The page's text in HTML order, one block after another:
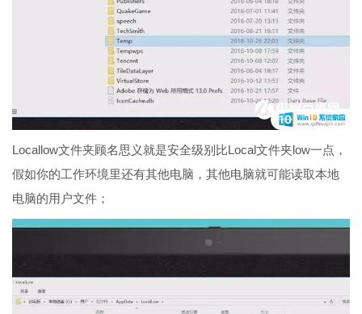
Locallow文件夹顾名思义就是安全级别比Local文件夹low一点，
假如你的工作环境里还有其他电脑，其他电脑就可能读取本地
电脑的用户文件；